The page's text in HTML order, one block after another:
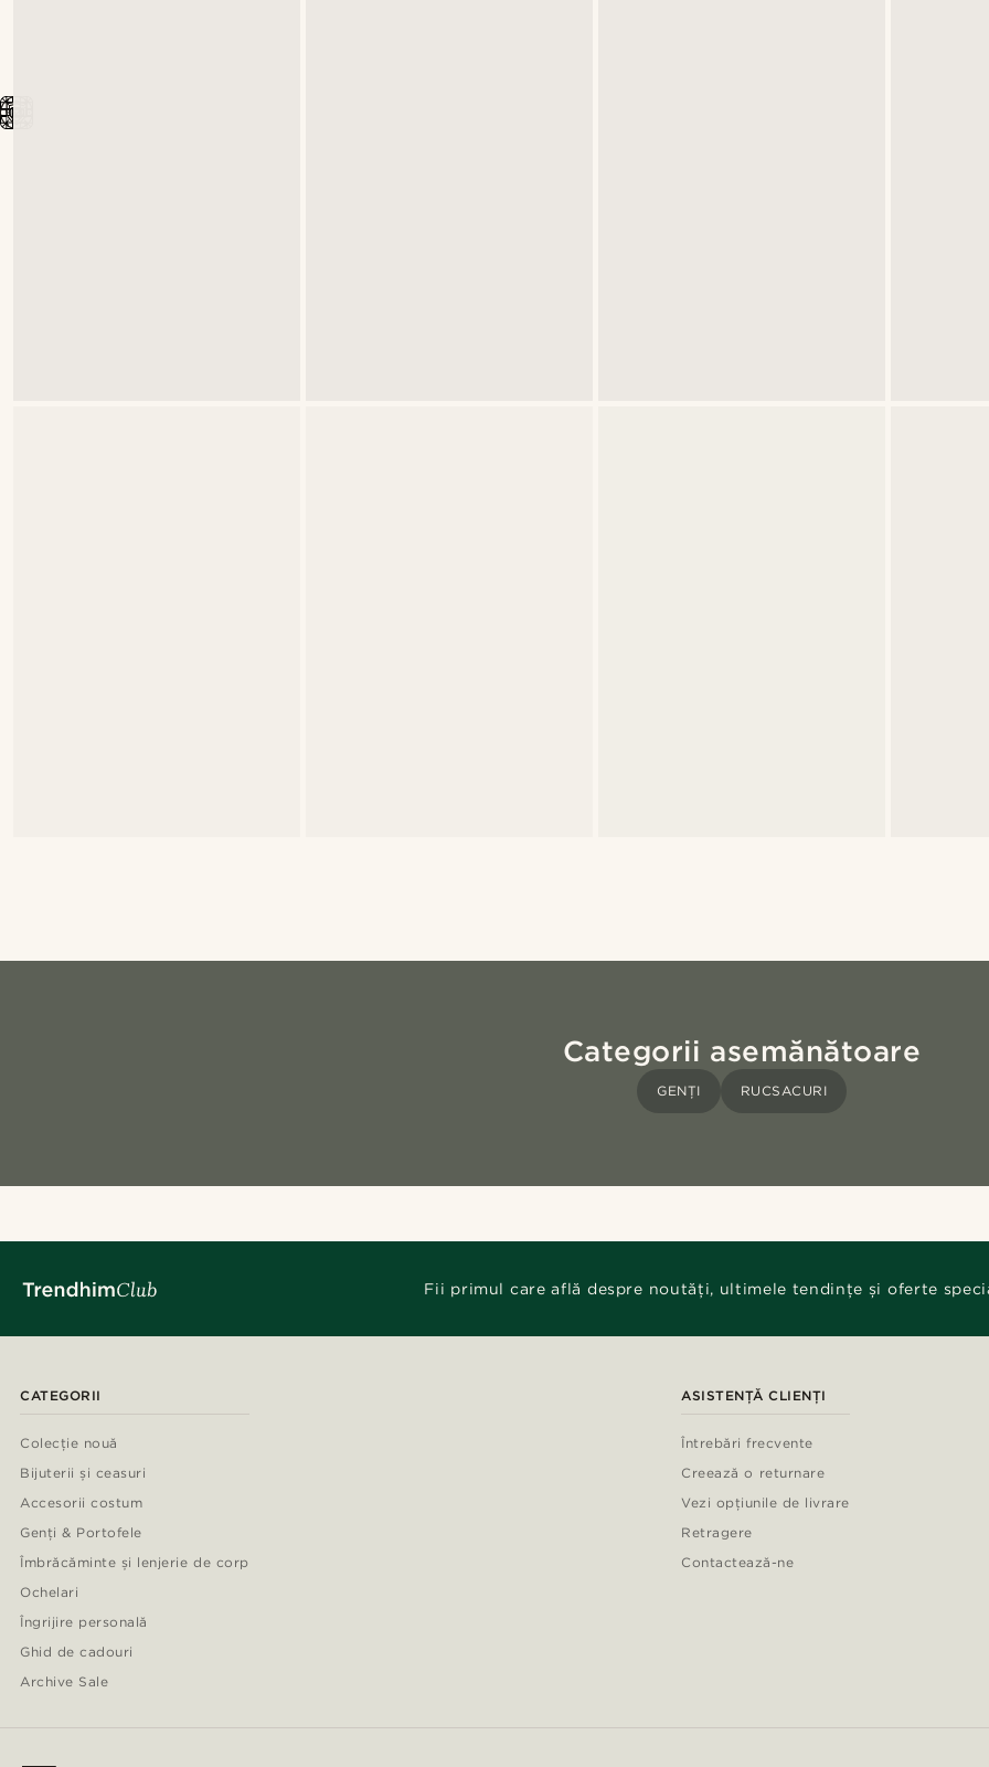
Categorii asemănătoare
GENȚI RUCSACURI
Fii primul care află despre noutăți, ultimele tendințe și oferte
CATEGORII
Colecție nouă
Bijuterii și ceasuri
Accesorii costum
Genți & Portofele
Îmbrăcăminte și lenjerie de corp
Ochelari
Îngrijire personală
Ghid de cadouri
Archive Sale
ASISTENȚĂ CLIENȚI
Întrebări frecvente
Creează o returnare
Vezi opțiunile de livrare
Retragere
Contactează-ne